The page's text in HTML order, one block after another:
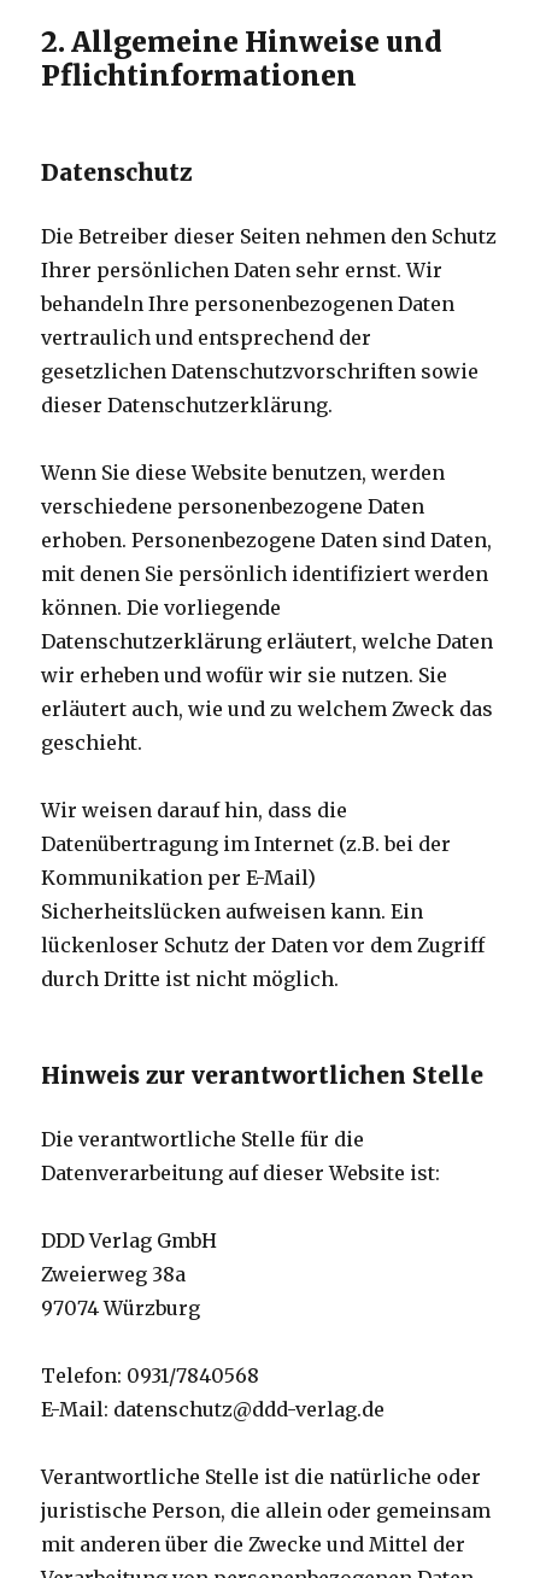
2. Allgemeine Hinweise und
Pflichtinformationen
Datenschutz
Die Betreiber dieser Seiten nehmen den Schutz
Ihrer persönlichen Daten sehr ernst. Wir
behandeln Ihre personenbezogenen Daten
vertraulich und entsprechend der
gesetzlichen Datenschutzvorschriften sowie
dieser Datenschutzerklärung.
Wenn Sie diese Website benutzen, werden
verschiedene personenbezogene Daten
erhoben. Personenbezogene Daten sind Daten,
mit denen Sie persönlich identifiziert werden
können. Die vorliegende
Datenschutzerklärung erläutert, welche Daten
wir erheben und wofür wir sie nutzen. Sie
erläutert auch, wie und zu welchem Zweck das
geschieht.
Wir weisen darauf hin, dass die
Datenübertragung im Internet (z.B. bei der
Kommunikation per E-Mail)
Sicherheitslücken aufweisen kann. Ein
lückenloser Schutz der Daten vor dem Zugriff
durch Dritte ist nicht möglich.
Hinweis zur verantwortlichen Stelle
Die verantwortliche Stelle für die
Datenverarbeitung auf dieser Website ist:
DDD Verlag GmbH
Zweierweg 38a
97074 Würzburg
Telefon: 0931/7840568
E-Mail: datenschutz@ddd-verlag.de
Verantwortliche Stelle ist die natürliche oder
juristische Person, die allein oder gemeinsam
mit anderen über die Zwecke und Mittel der